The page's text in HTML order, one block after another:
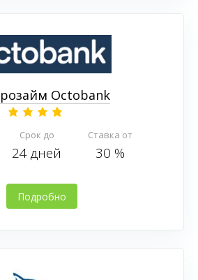
Octobank
Срок до
24 дней
Ставка от
30 %
Подробно